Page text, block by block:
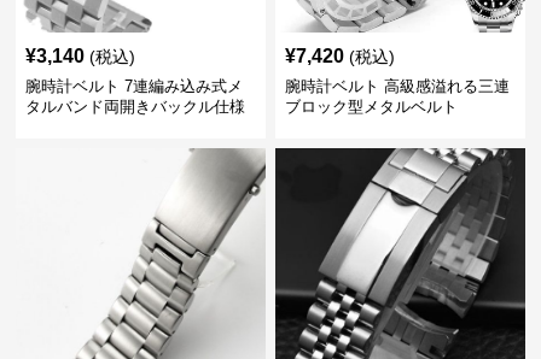
¥3,140 (税込)
腕時計ベルト 7連編み込み式メ
タルバンド両開きバックル仕様
¥7,420 (税込)
腕時計ベルト 高級感溢れる三連
ブロック型メタルベルト